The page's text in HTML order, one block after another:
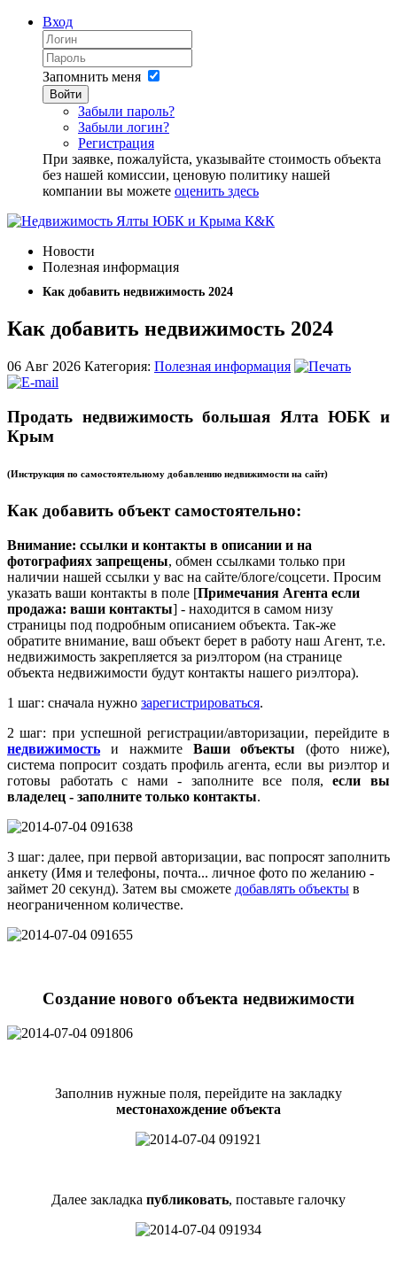
Вход
Запомнить меня
Войти
Забыли пароль?
Забыли логин?
Регистрация
При заявке, пожалуйста, указывайте стоимость объекта
без нашей комиссии, ценовую политику нашей
компании вы можете оценить здесь
Новости
Полезная информация
Как добавить недвижимость 2024
Как добавить недвижимость 2024
06 Авг 2026 Категория: Полезная информация
Продать недвижимость большая Ялта ЮБК и
Крым
(Инструкция по самостоятельному добавлению недвижимости на сайт)
Как добавить объект самостоятельно:
Внимание: ссылки и контакты в описании и на
фотографиях запрещены, обмен ссылками только при
наличии нашей ссылки у вас на сайте/блоге/соцсети. Просим
указать ваши контакты в поле [Примечания Агента если
продажа: ваши контакты] - находится в самом низу
страницы под подробным описанием объекта. Так-же
обратите внимание, ваш объект берет в работу наш Агент, т.е.
недвижимость закрепляется за риэлтором (на странице
объекта недвижимости будут контакты нашего риэлтора).
1 шаг: сначала нужно зарегистрироваться.
2 шаг: при успешной регистрации/авторизации, перейдите в
недвижимость и нажмите Ваши объекты (фото ниже),
система попросит создать профиль агента, если вы риэлтор и
готовы работать с нами - заполните все поля,если вы
владелец - заполните только контакты.
3 шаг: далее, при первой авторизации, вас попросят заполнить
анкету (Имя и телефоны, почта... личное фото по желанию -
займет 20 секунд). Затем вы сможете добавлять объекты в
неограниченном количестве.
Создание нового объекта недвижимости
Заполнив нужные поля, перейдите на закладку
местонахождение объекта
Далее закладка публиковать, поставьте галочку